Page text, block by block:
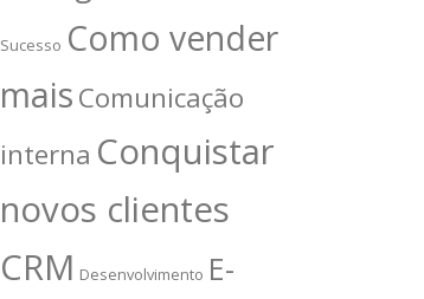
Sucesso Como vender
maisComunicação
interna Conquistar
novos clientes
CRM Desenvolvimento E-